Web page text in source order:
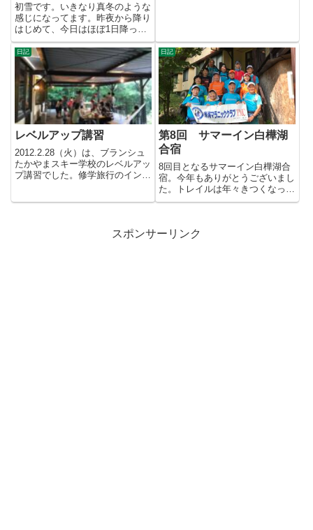
初雪です。いきなり真冬のような
感じになってます。昨夜から降り
はじめて、今日はほぼ1日降って
ました。夕方の時点で10cmぐ...
日記
レベルアップ講習
2012.2.28（火）は、ブランシュ
たかやまスキー学校のレベルアッ
プ講習でした。修学旅行のインス
日記
第8回 サマーイン白樺湖
合宿
8回目となるサマーイン白樺湖合
宿。今年もありがとうございまし
た。トレイルは年々きつくなって
きてるみたいですね。昨年出
スポンサーリンク